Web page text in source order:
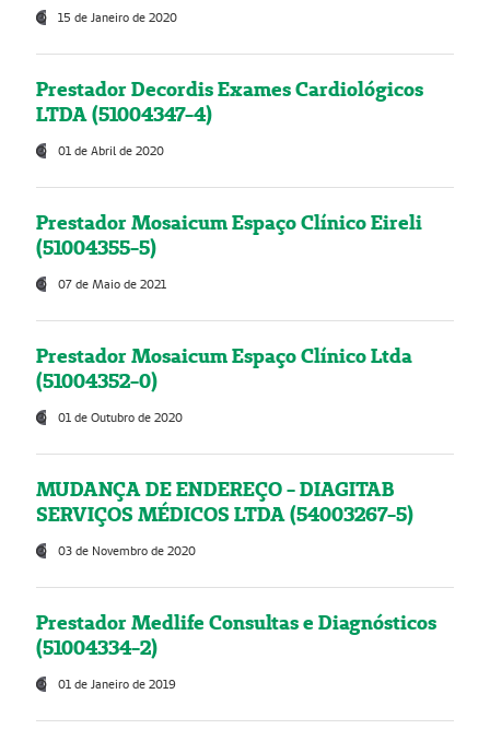
15 de Janeiro de 2020
Prestador Decordis Exames Cardiológicos
LTDA (51004347-4)
01 de Abril de 2020
Prestador Mosaicum Espaço Clínico Eireli
(51004355-5)
07 de Maio de 2021
Prestador Mosaicum Espaço Clínico Ltda
(51004352-0)
01 de Outubro de 2020
MUDANÇA DE ENDEREÇO - DIAGITAB
SERVIÇOS MÉDICOS LTDA (54003267-5)
03 de Novembro de 2020
Prestador Medlife Consultas e Diagnósticos
(51004334-2)
01 de Janeiro de 2019